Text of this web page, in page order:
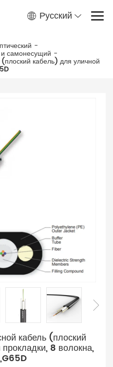
Русский
-
и самонесущий -
кабель) для уличной
кабель (плоский
8 волокна,